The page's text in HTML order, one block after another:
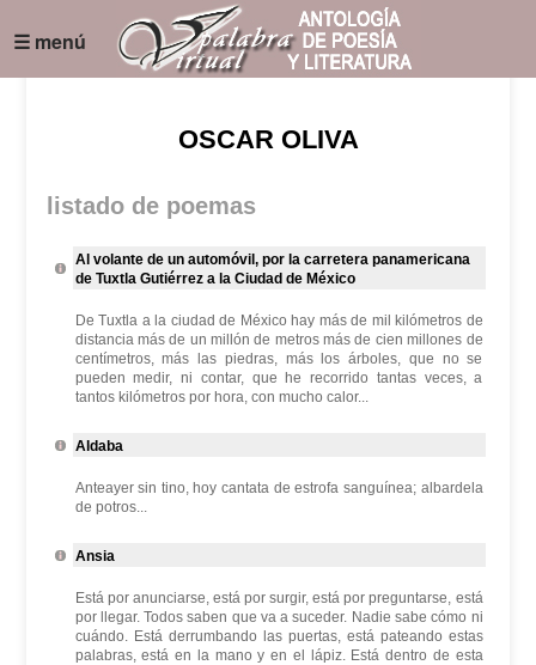
☰ menú
OSCAR OLIVA
listado de poemas
Al volante de un automóvil, por la carretera panamericana
de Tuxtla Gutiérrez a la Ciudad de México
De Tuxtla a la ciudad de México hay más de mil kilómetros de
distancia más de un millón de metros más de cien millones de
centímetros, más las piedras, más los árboles, que no se
pueden medir, ni contar, que he recorrido tantas veces, a
tantos kilómetros por hora, con mucho calor...
Aldaba
Anteayer sin tino, hoy cantata de estrofa sanguínea; albardela
de potros...
Ansia
Está por anunciarse, está por surgir, está por preguntarse, está
por llegar. Todos saben que va a suceder. Nadie sabe cómo ni
cuándo. Está derrumbando las puertas, está pateando estas
palabras, está en la mano y en el lápiz. Está dentro de esta